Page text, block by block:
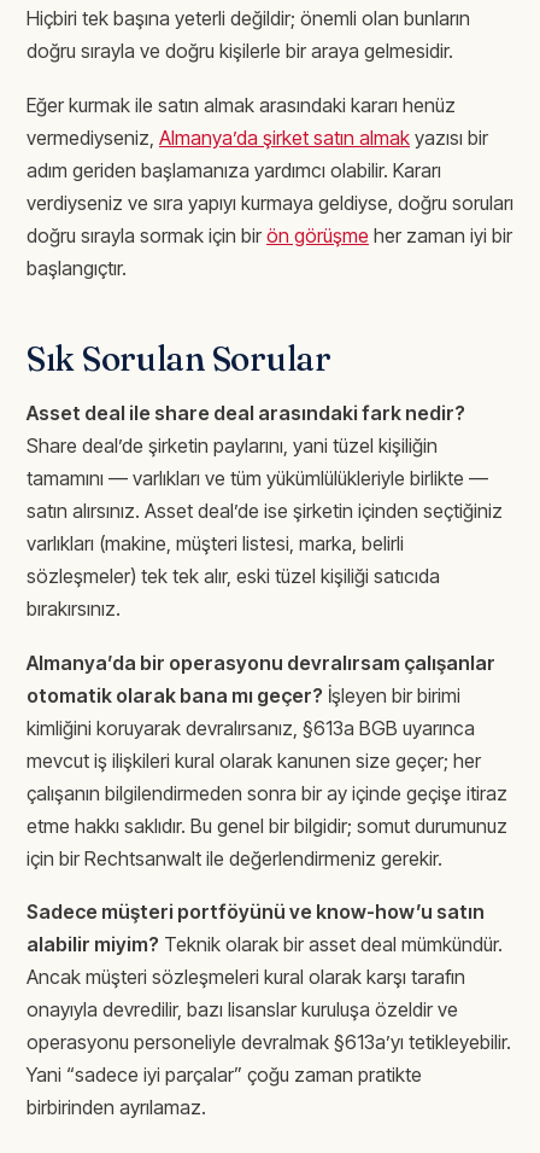
Hiçbiri tek başına yeterli değildir; önemli olan bunların
doğru sırayla ve doğru kişilerle bir araya gelmesidir.
Eğer kurmak ile satın almak arasındaki kararı henüz
vermediyseniz, Almanya’da şirket satın almak yazısı bir
adım geriden başlamanıza yardımcı olabilir. Kararı
verdiyseniz ve sıra yapıyı kurmaya geldiyse, doğru soruları
doğru sırayla sormak için bir ön görüşme her zaman iyi bir
başlangıçtır.
Sık Sorulan Sorular
Asset deal ile share deal arasındaki fark nedir?
Share deal’de şirketin paylarını, yani tüzel kişiliğin
tamamını — varlıkları ve tüm yükümlülükleriyle birlikte —
satın alırsınız. Asset deal’de ise şirketin içinden seçtiğiniz
varlıkları (makine, müşteri listesi, marka, belirli
sözleşmeler) tek tek alır, eski tüzel kişiliği satıcıda
bırakırsınız.
Almanya’da bir operasyonu devralırsam çalışanlar
otomatik olarak bana mı geçer? İşleyen bir birimi
kimliğini koruyarak devralırsanız, §613a BGB uyarınca
mevcut iş ilişkileri kural olarak kanunen size geçer; her
çalışanın bilgilendirmeden sonra bir ay içinde geçişe itiraz
etme hakkı saklıdır. Bu genel bir bilgidir; somut durumunuz
için bir Rechtsanwalt ile değerlendirmeniz gerekir.
Sadece müşteri portföyünü ve know-how’u satın
alabilir miyim? Teknik olarak bir asset deal mümkündür.
Ancak müşteri sözleşmeleri kural olarak karşı tarafın
onayıyla devredilir, bazı lisanslar kuruluşa özeldir ve
operasyonu personeliyle devralmak §613a’yı tetikleyebilir.
Yani “sadece iyi parçalar” çoğu zaman pratikte
birbirinden ayrılamaz.